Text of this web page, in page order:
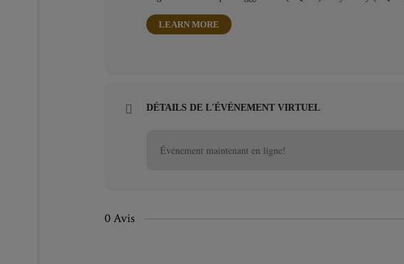
LEARN MORE
DÉTAILS DE L'ÉVÉNEMENT VIRTUEL
Événement maintenant en ligne!
0 Avis